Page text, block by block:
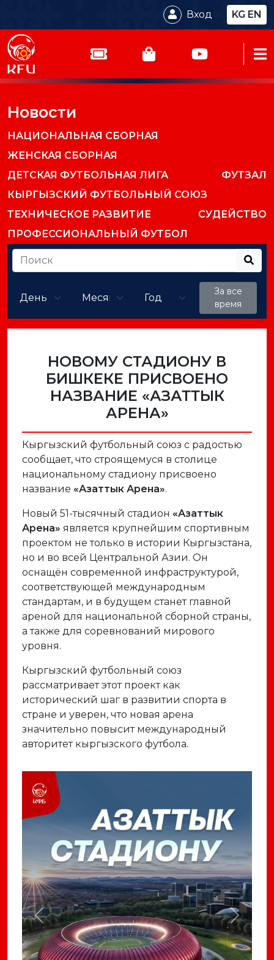
Вход KG EN
Новости
НАЦИОНАЛЬНАЯ СБОРНАЯ
ЖЕНСКАЯ СБОРНАЯ
ДЕТСКАЯ ФУТБОЛЬНАЯ ЛИГА
ФУТЗАЛ
КЫРГЫЗСКИЙ ФУТБОЛЬНЫЙ СОЮЗ
ТЕХНИЧЕСКОЕ РАЗВИТИЕ
СУДЕЙСТВО
ПРОФЕССИОНАЛЬНЫЙ ФУТБОЛ
За все
время
НОВОМУ СТАДИОНУ В
БИШКЕКЕ ПРИСВОЕНО
НАЗВАНИЕ «АЗАТТЫК
АРЕНА»
Кыргызский футбольный союз с радостью
сообщает, что строящемуся в столице
национальному стадиону присвоено
название «Азаттык Арена».
Новый 51-тысячный стадион «Азаттык
Арена» является крупнейшим спортивным
проектом не только в истории Кыргызстана,
но и во всей Центральной Азии. Он
оснащён современной инфраструктурой,
соответствующей международным
стандартам, и в будущем станет главной
ареной для национальной сборной страны,
а также для соревнований мирового
уровня.
Кыргызский футбольный союз
рассматривает этот проект как
исторический шаг в развитии спорта в
стране и уверен, что новая арена
значительно повысит международный
авторитет кыргызского футбола.
Previous Next